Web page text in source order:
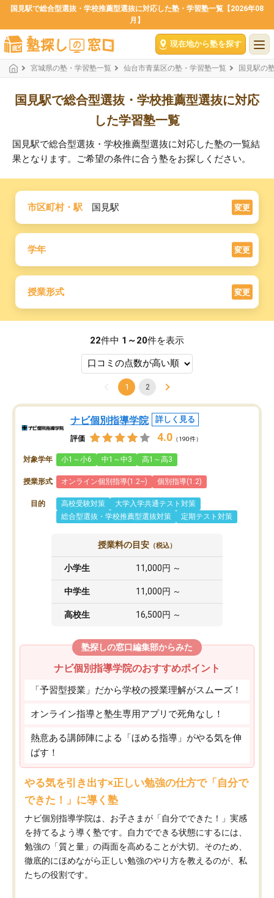
国見駅で総合型選抜・学校推薦型選抜に対応した塾・学習塾一覧【2026年08
月】
現在地から塾を探す
宮城県の塾・学習塾一覧 仙台市青葉区の塾・学習塾一覧 国見駅の
国見駅で総合型選抜・学校推薦型選抜に対応
した学習塾一覧
国見駅で総合型選抜・学校推薦型選抜に対応した塾の一覧結
果となります。ご希望の条件に合う塾をお探しください。
市区町村・駅 国見駅 変更
学年 変更
授業形式 変更
22件中 1～20件を表示
1 2
ナビ個別指導学院 詳しく見る
評価 4.0 （190件）
対象学年 小1～小6 中1～中3 高1～高3
授業形式 オンライン個別指導(1:2~) 個別指導(1:2)
目的 高校受験対策
大学入学共通テスト対策
総合型選抜・学校推薦型選抜対策
定期テスト対策
授業料の目安 （税込）
小学生 11,000円 ～
中学生 11,000円 ～
高校生 16,500円 ～
塾探しの窓口編集部からみた
ナビ個別指導学院のおすすめポイント
「予習型授業」だから学校の授業理解がスムーズ！
オンライン指導と塾生専用アプリで死角なし！
熱意ある講師陣による「ほめる指導」がやる気を伸
ばす！
やる気を引き出す×正しい勉強の仕方で「自分で
できた！」に導く塾
ナビ個別指導学院は、お子さまが「自分でできた！」実感
を持てるよう導く塾です。自力でできる状態にするには、
勉強の「質と量」の両面を高めることが大切。そのため、
徹底的にほめながら正しい勉強のやり方を教えるのが、私
たちの役割です。